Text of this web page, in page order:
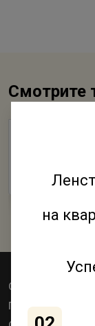
Смотрите
Первый
02 Сентября 2018
Объекты
Паркинги
на